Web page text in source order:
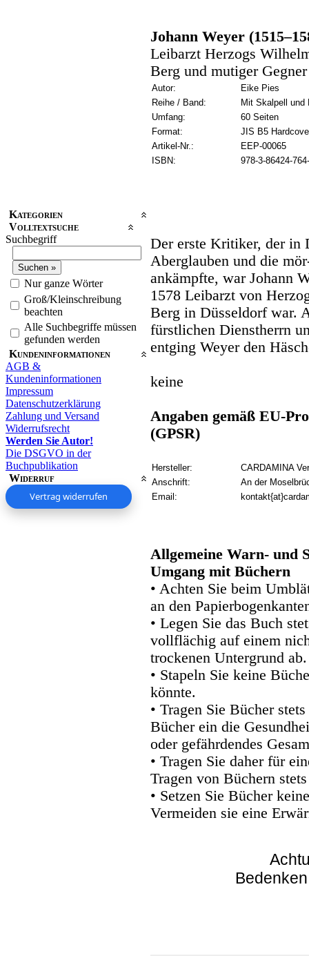
Kategorien
Volltextsuche
Suchbegriff
Nur ganze Wörter
Groß/Kleinschreibung
beachten
Alle Suchbegriffe müssen
gefunden werden
Kundeninformationen
AGB &
Kundeninformationen
Impressum
Datenschutzerklärung
Zahlung und Versand
Widerrufsrecht
Werden Sie Autor!
Die DSGVO in der
Buchpublikation
Widerruf
Vertrag widerrufen
Johann Weyer
Leibarzt Herzogs
Berg und mutiger
Autor:
Eike Pies
Reihe / Band:
Mit Skalpell und
Umfang:
60 Seiten
Format:
JIS B5
Artikel-Nr.:
EEP-00065
ISBN:
978-3-86424-
Der erste Kritiker, der in
Aberglauben und die
ankämpfte, war Johann
1578 Leibarzt von
Berg in Düsseldorf war.
fürstlichen Dienstherrn
entging Weyer den
keine
Angaben gemäß EU-
(GPSR)
Hersteller:
CARDAMINA
Anschrift:
An der
Email:
Allgemeine Warn- und
Umgang mit Büchern
• Achten Sie beim
an den
• Legen Sie das Buch
vollflächig auf einem
trockenen Untergrund ab.
• Stapeln Sie keine
könnte.
• Tragen Sie Bücher
Bücher ein die
oder gefährdendes
• Tragen Sie daher für
Tragen von Büchern
• Setzen Sie Bücher
Vermeiden sie eine